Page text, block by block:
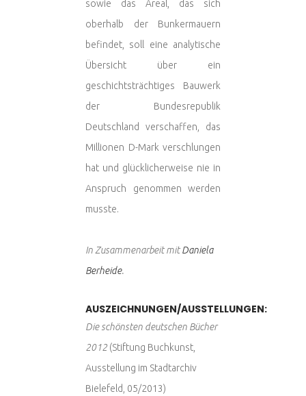
sowie das Areal, das sich
oberhalb der Bunkermauern
befindet, soll eine analytische
Übersicht über ein
geschichtsträchtiges Bauwerk
der Bundesrepublik
Deutschland verschaffen, das
Millionen D-Mark verschlungen
hat und glücklicherweise nie in
Anspruch genommen werden
musste.
In Zusammenarbeit mitDaniela
Berheide.
AUSZEICHNUNGEN/AUSSTELLUNGEN:
Die schönsten deutschen Bücher
2012 (Stiftung Buchkunst,
Ausstellung im Stadtarchiv
Bielefeld, 05/2013)